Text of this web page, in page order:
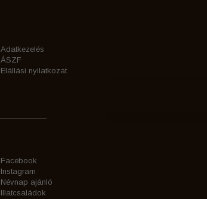
Adatkezelés
ÁSZF
Elállási nyilatkozat
Facebook
Instagram
Névnap ajánló
Illatcsaládok